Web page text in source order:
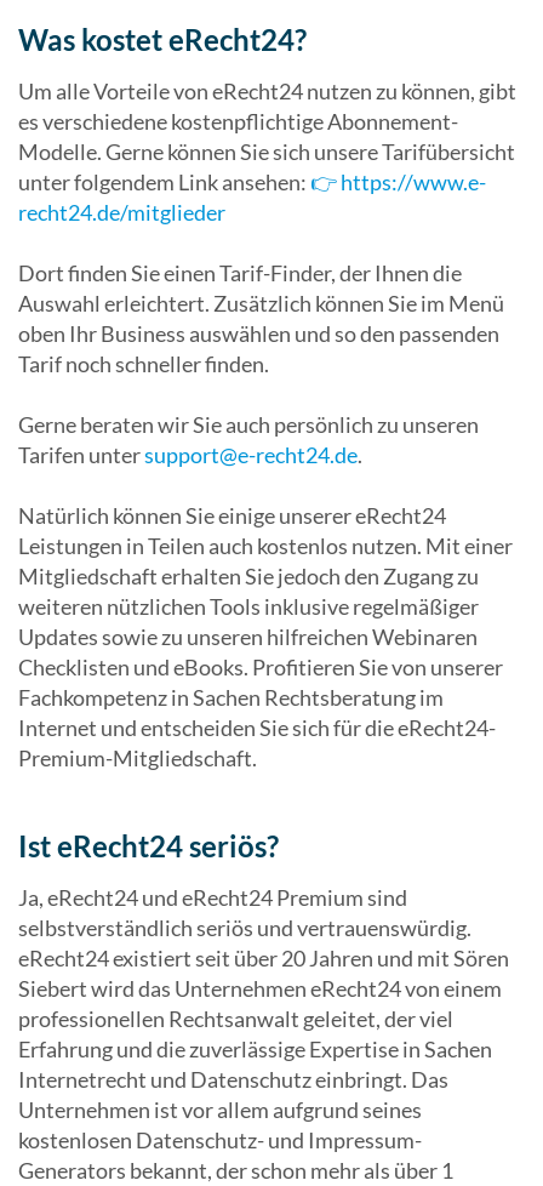
Was kostet eRecht24?
Um alle Vorteile von eRecht24 nutzen zu können, gibt
es verschiedene kostenpflichtige Abonnement-
Modelle. Gerne können Sie sich unsere Tarifübersicht
unter folgendem Link ansehen: 👉 https://www.e-
recht24.de/mitglieder
Dort finden Sie einen Tarif-Finder, der Ihnen die
Auswahl erleichtert. Zusätzlich können Sie im Menü
oben Ihr Business auswählen und so den passenden
Tarif noch schneller finden.
Gerne beraten wir Sie auch persönlich zu unseren
Tarifen untersupport@e-recht24.de.
Natürlich können Sie einige unserer eRecht24
Leistungen in Teilen auch kostenlos nutzen. Mit einer
Mitgliedschaft erhalten Sie jedoch den Zugang zu
weiteren nützlichen Tools inklusive regelmäßiger
Updates sowie zu unseren hilfreichen Webinaren
Checklisten und eBooks. Profitieren Sie von unserer
Fachkompetenz in Sachen Rechtsberatung im
Internet und entscheiden Sie sich für die eRecht24-
Premium-Mitgliedschaft.
Ist eRecht24 seriös?
Ja, eRecht24 und eRecht24 Premium sind
selbstverständlich seriös und vertrauenswürdig.
eRecht24 existiert seit über 20 Jahren und mit Sören
Siebert wird das Unternehmen eRecht24 von einem
professionellen Rechtsanwalt geleitet, der viel
Erfahrung und die zuverlässige Expertise in Sachen
Internetrecht und Datenschutz einbringt. Das
Unternehmen ist vor allem aufgrund seines
kostenlosen Datenschutz- und Impressum-
Generators bekannt, der schon mehr als über 1